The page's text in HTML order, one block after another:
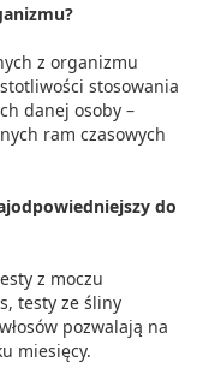
z organizmu
stosowania
danej osoby –
ram czasowych
do
z moczu
testy ze śliny
pozwalają na
miesięcy.